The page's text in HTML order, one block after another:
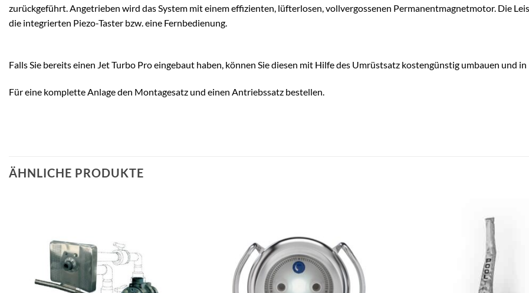
zurückgeführt. Angetrieben wird das System mit einem effizienten, lüfterlosen, vollvergossenen Permanentmagnetmotor. Die
die integrierten Piezo-Taster bzw. eine Fernbedienung.
Falls Sie bereits einen Jet Turbo Pro eingebaut haben, können Sie diesen mit Hilfe des Umrüstsatz kostengünstig umbauen und
Für eine komplette Anlage den Montagesatz und einen Antriebssatz bestellen.
ÄHNLICHE PRODUKTE